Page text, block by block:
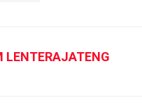
LENTERAJATENG